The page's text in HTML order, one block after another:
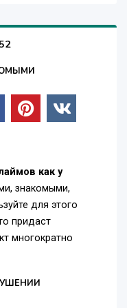
как у
знакомыми,
для этого
придаст
многократно